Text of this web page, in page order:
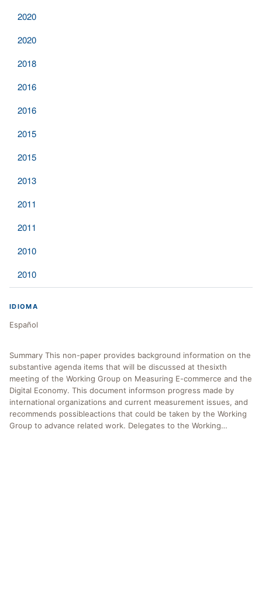
2020
2020
2018
2016
2016
2015
2015
2013
2011
2011
2010
2010
IDIOMA
Español
Summary This non-paper provides background information on the
substantive agenda items that will be discussed at thesixth
meeting of the Working Group on Measuring E-commerce and the
Digital Economy. This document informson progress made by
international organizations and current measurement issues, and
recommends possibleactions that could be taken by the Working
Group to advance related work. Delegates to the Working…